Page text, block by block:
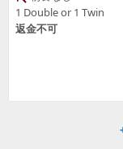
1 Double or 1 Twin
返金不可